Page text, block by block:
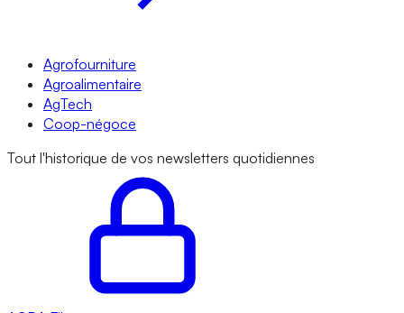
Agrofourniture
Agroalimentaire
AgTech
Coop-négoce
Tout l'historique de vos newsletters quotidiennes